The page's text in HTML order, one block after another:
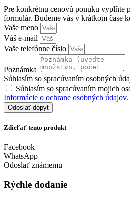
Pre konkrétnu cenovú ponuku vyplňte
formulár. Budeme vás v krátkom čase
Vaše meno
Váš e-mail
Vaše telefónne číslo
Poznámka
Súhlasím so spracúvaním osobných
Súhlasím so spracúvaním mojich
Informácie o ochrane osobných údajov.
Odoslať dopyt
Zdieľať tento produkt
Facebook
WhatsApp
Odoslať známemu
Rýchle dodanie